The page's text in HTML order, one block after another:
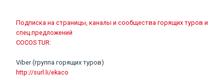
Подписка на страницы, каналы и сообщества горящих туров и
спец.предложений
COCOS TUR:
Viber (группа горящих туров)
http://surl.li/ekaco